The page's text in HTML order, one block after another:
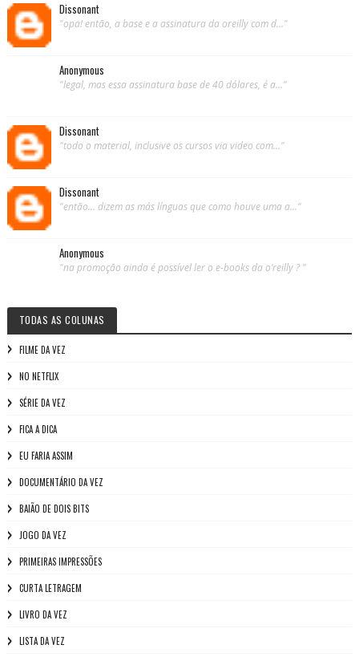
Dissonant
"opa! então, a base e a assinatura da oreilly com d..."
Anonymous
"legal, mas essa assinatura base de 40 dólares, é a..."
Dissonant
"todo o material, inclusive os cursos via video com..."
Dissonant
"então... dizem as más línguas que como houve uma a..."
Anonymous
"na promoção ainda é possível ler o e-books da o’reilly ? "
TODAS AS COLUNAS
FILME DA VEZ
NO NETFLIX
SÉRIE DA VEZ
FICA A DICA
EU FARIA ASSIM
DOCUMENTÁRIO DA VEZ
BAIÃO DE DOIS BITS
JOGO DA VEZ
PRIMEIRAS IMPRESSÕES
CURTA LETRAGEM
LIVRO DA VEZ
LISTA DA VEZ